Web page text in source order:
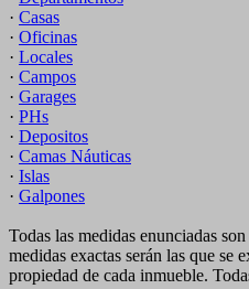
· Casas
· Oficinas
· Locales
· Campos
· Garages
· PHs
· Depositos
· Camas Náuticas
· Islas
· Galpones
Todas las medidas enunciadas
medidas exactas serán las que se
propiedad de cada inmueble.